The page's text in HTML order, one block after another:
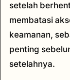
setelah
membatasi
keamanan,
penting
setelahnya.